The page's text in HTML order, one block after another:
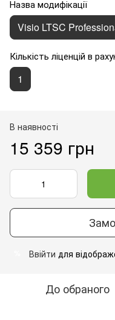
Назва модифікації
Visio LTSC
Кількість ліценцій в
1
В наявності
15 359 грн
Ввійти для
До обраного